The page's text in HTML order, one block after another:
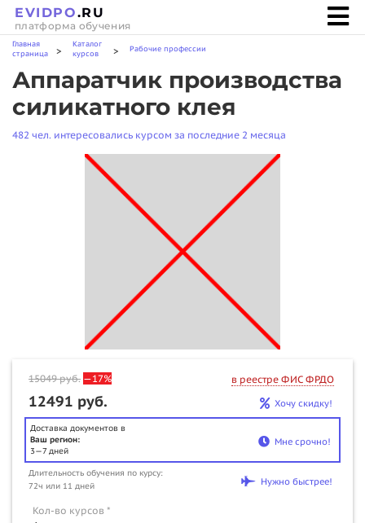
EVIDPO.RU
платформа обучения
Главная
страница
>
Каталог
курсов
> Рабочие профессии
Аппаратчик производства
силикатного клея
482 чел. интересовались курсом за последние 2 месяца
15049руб. —17% в реестре ФИС ФРДО
12491 руб. Хочу скидку!
Доставка документов в
Ваш регион:
3—7 дней
Мне срочно!
Длительность обучения по курсу:
72ч или 11 дней
Нужно быстрее!
Кол-во курсов *